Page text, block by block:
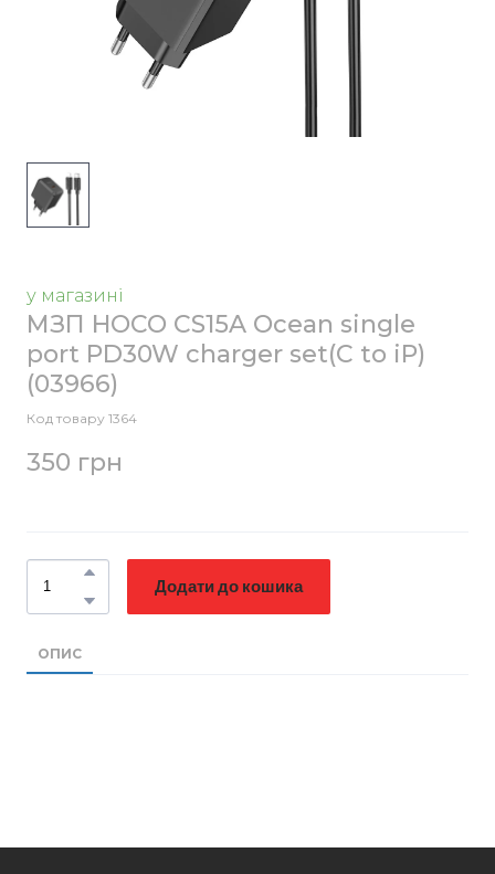
у магазині
МЗП HOCO CS15A Ocean single
port PD30W charger set(C to iP)
(03966)
Код товару 1364
350 грн
Додати до кошика
ОПИС